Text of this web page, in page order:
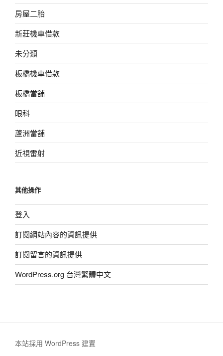
房屋二胎
新莊機車借款
未分類
板橋機車借款
板橋當舖
眼科
蘆洲當舖
近視雷射
其他操作
登入
訂閱網站內容的資訊提供
訂閱留言的資訊提供
WordPress.org 台灣繁體中文
本站採用 WordPress 建置